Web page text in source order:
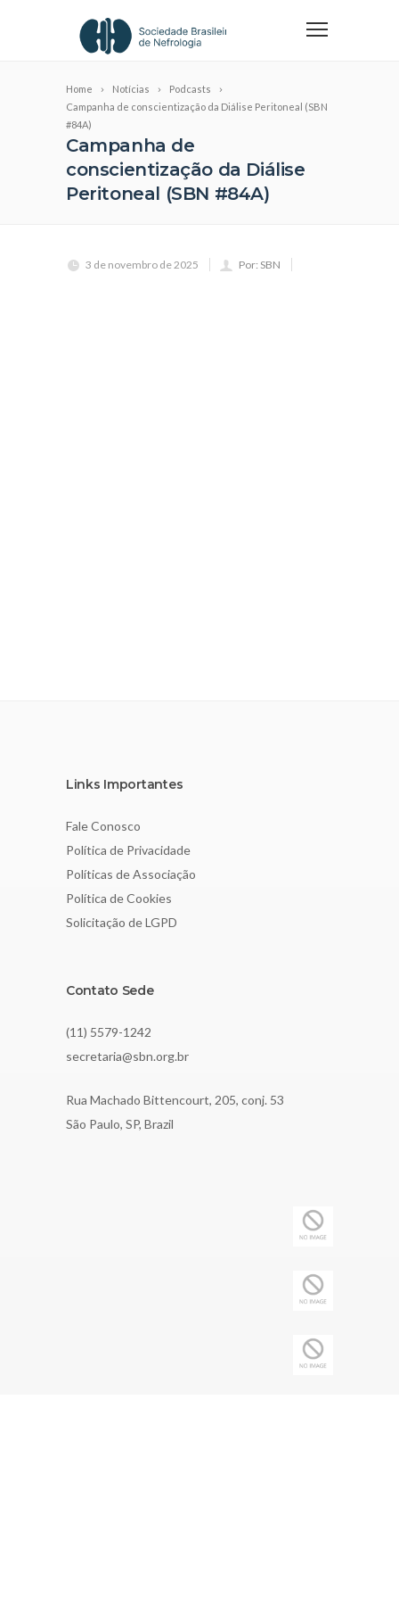
Home Notícias
Podcasts
Campanha de conscientização da Diálise Peritoneal (SBN
#84A)
Campanha de
conscientização da Diálise
Peritoneal (SBN #84A)
3 de novembro de 2025 Por: SBN
Links Importantes
Fale Conosco
Política de Privacidade
Políticas de Associação
Política de Cookies
Solicitação de LGPD
Contato Sede
(11) 5579-1242
secretaria@sbn.org.br
Rua Machado Bittencourt, 205, conj. 53
São Paulo, SP, Brazil